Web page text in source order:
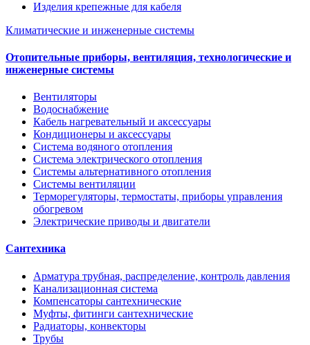
Изделия крепежные для кабеля
Климатические и инженерные системы
Отопительные приборы, вентиляция, технологические и
инженерные системы
Вентиляторы
Водоснабжение
Кабель нагревательный и аксессуары
Кондиционеры и аксессуары
Система водяного отопления
Система электрического отопления
Системы альтернативного отопления
Системы вентиляции
Терморегуляторы, термостаты, приборы управления
обогревом
Электрические приводы и двигатели
Сантехника
Арматура трубная, распределение, контроль давления
Канализационная система
Компенсаторы сантехнические
Муфты, фитинги сантехнические
Радиаторы, конвекторы
Трубы